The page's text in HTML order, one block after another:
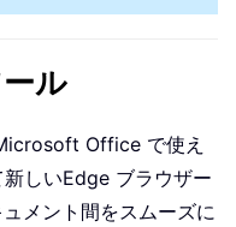
ル
Office で使え
しいEdge ブラウザー
メント間をスムーズに